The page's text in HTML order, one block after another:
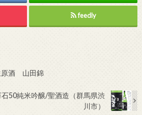
feedly
酒 山田錦
50純米吟醸/聖酒造（群馬県渋
川市）